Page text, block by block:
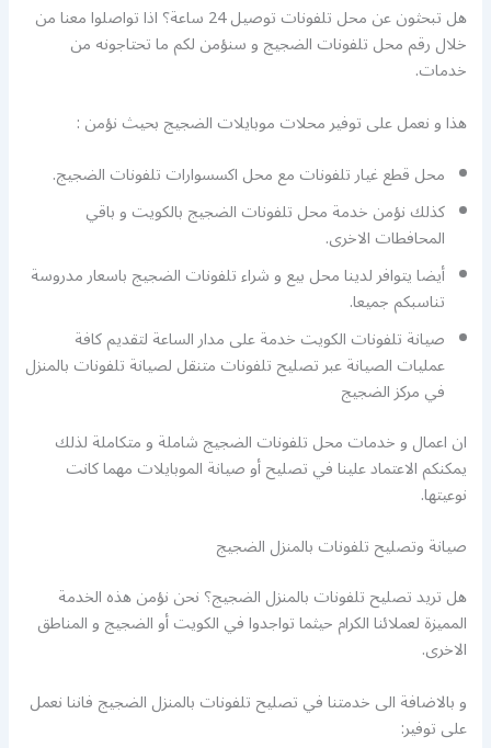
هل تبحثون عن محل تلفونات توصيل 24 ساعة؟ اذا تواصلوا معنا من
خلال رقم محل تلفونات الضجيج و سنؤمن لكم ما تحتاجونه من
خدمات.
هذا و نعمل على توفير محلات موبايلات الضجيج بحيث نؤمن :
محل قطع غيار تلفونات مع محل اكسسوارات تلفونات الضجيج.
كذلك نؤمن خدمة محل تلفونات الضجيج بالكويت و باقي
المحافطات الاخرى.
أيضا يتوافر لدينا محل بيع و شراء تلفونات الضجيج باسعار مدروسة
تناسبكم جميعا.
صيانة تلفونات الكويت خدمة على مدار الساعة لتقديم كافة
عمليات الصيانة عبر تصليح تلفونات متنقل لصيانة تلفونات بالمنزل
في مركز الضجيج
ان اعمال و خدمات محل تلفونات الضجيج شاملة و متكاملة لذلك
يمكنكم الاعتماد علينا في تصليح أو صيانة الموبايلات مهما كانت
نوعيتها.
صيانة وتصليح تلفونات بالمنزل الضجيج
هل تريد تصليح تلفونات بالمنزل الضجيج؟ نحن نؤمن هذه الخدمة
المميزة لعملائنا الكرام حيثما تواجدوا في الكويت أو الضجيج و المناطق
الاخرى.
و بالاضافة الى خدمتنا في تصليح تلفونات بالمنزل الضجيج فاننا نعمل
على توفير: